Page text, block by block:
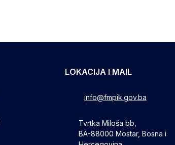
LOKACIJA I MAIL
info@fmpik.gov.ba
Tvrtka Miloša bb,
BA-88000 Mostar, Bosna i